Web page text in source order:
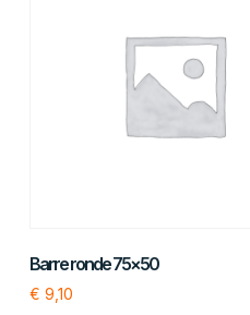
Barre ronde 75×50
€ 9,10